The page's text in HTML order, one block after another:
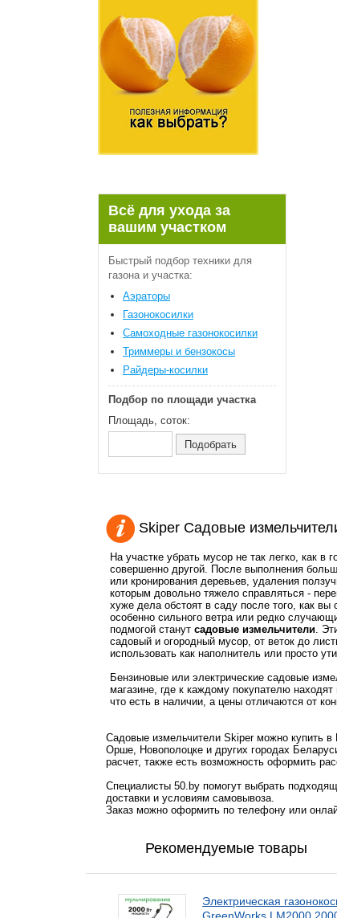
Всё для ухода за
вашим участком
Быстрый подбор техники для
газона и участка:
Аэраторы
Газонокосилки
Самоходные газонокосилки
Триммеры и бензокосы
Райдеры-косилки
Подбор по площади участка
Площадь, соток:
Skiper Садовые
На участке убрать мусор не так легко, как в
совершенно другой. После выполнения
или кронирования деревьев, удаления
которым довольно тяжело справляться -
хуже дела обстоят в саду после того, как
особенно сильного ветра или редко
подмогой станут садовые измельчители.
садовый и огородный мусор, от веток до
использовать как наполнитель или просто
Бензиновые или электрические садовые
магазине, где к каждому покупателю
что есть в наличии, а цены отличаются от
Садовые измельчители Skiper можно купить
Орше, Новополоцке и других городах
расчет, также есть возможность оформить
Специалисты 50.by помогут выбрать
доставки и условиям самовывоза.
Заказ можно оформить по телефону или
Рекомендуемые товары
Электрическая